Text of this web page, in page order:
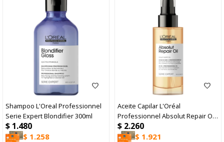
Shampoo L'Oreal Professionnel
Serie Expert Blondifier 300ml
$ 1.480
$ 1.258
Aceite Capilar L'Oréal
Professionnel Absolut Repair Oil
90ml
$ 2.260
$ 1.921